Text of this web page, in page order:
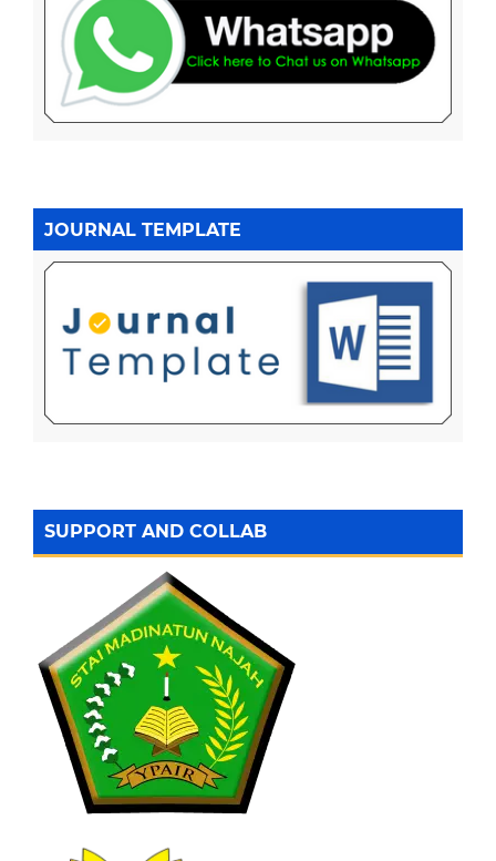
JOURNAL TEMPLATE
SUPPORT AND COLLAB